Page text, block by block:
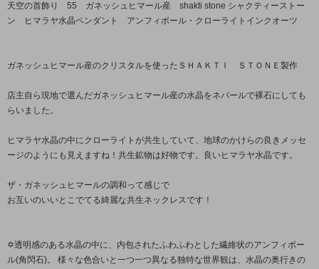
天空の首飾り 55 ガネッシュヒマール産 shakti stone シャクティーストー
ン ヒマラヤ水晶ペンダント アンフィボール・クローライトインクオーツ
ガネッシュヒマール産のクリスタルを使ったＳＨＡＫＴＩ ＳＴＯＮＥ製作
店主自ら現地で選んだガネッシュヒマール産の水晶をネパールで裸石にしても
らいました。
ヒマラヤ水晶の中にクローライトが共生していて、地球のかけらの良きメッセ
ージのようにも見えますね！共生鉱物は好物です。良いヒマラヤ水晶です。
ザ・ガネッシュヒマールの調和って感じで
お互いのいいとこでてる綺麗な共生ネックレスです！
✡透明感のある水晶の中に、内包されたふわふわとした繊維状のアンフィボー
ル(角閃石)。 様々な色合いと一つ一つ異なる独特な世界観は、水晶の奥行きの